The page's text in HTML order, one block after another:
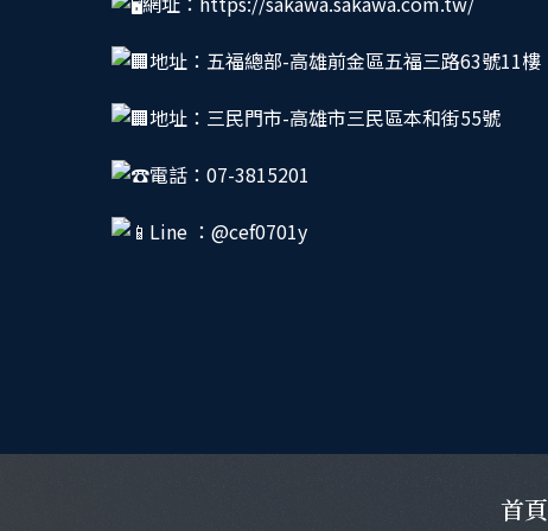
地址：五福總部-高雄前金區五福三路63號11樓
地址：三民門市-高雄市三民區本和街55號
電話：07-3815201
Line ：@cef0701y
首頁